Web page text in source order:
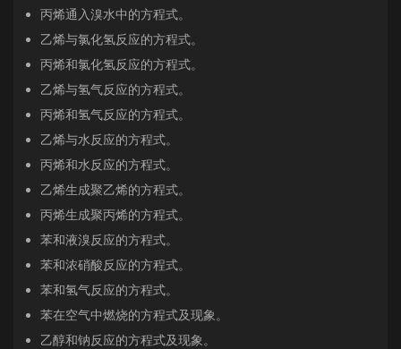
丙烯通入溴水中的方程式。
乙烯与氯化氢反应的方程式。
丙烯和氯化氢反应的方程式。
乙烯与氢气反应的方程式。
丙烯和氢气反应的方程式。
乙烯与水反应的方程式。
丙烯和水反应的方程式。
乙烯生成聚乙烯的方程式。
丙烯生成聚丙烯的方程式。
苯和液溴反应的方程式。
苯和浓硝酸反应的方程式。
苯和氢气反应的方程式。
苯在空气中燃烧的方程式及现象。
乙醇和钠反应的方程式及现象。